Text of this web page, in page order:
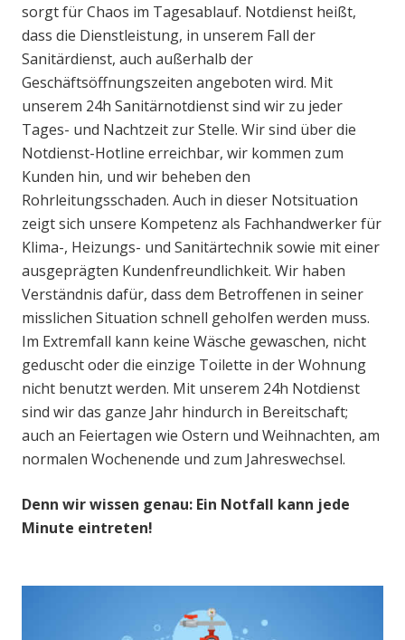
sorgt für Chaos im Tagesablauf. Notdienst heißt,
dass die Dienstleistung, in unserem Fall der
Sanitärdienst, auch außerhalb der
Geschäftsöffnungszeiten angeboten wird. Mit
unserem 24h Sanitärnotdienst sind wir zu jeder
Tages- und Nachtzeit zur Stelle. Wir sind über die
Notdienst-Hotline erreichbar, wir kommen zum
Kunden hin, und wir beheben den
Rohrleitungsschaden. Auch in dieser Notsituation
zeigt sich unsere Kompetenz als Fachhandwerker für
Klima-, Heizungs- und Sanitärtechnik sowie mit einer
ausgeprägten Kundenfreundlichkeit. Wir haben
Verständnis dafür, dass dem Betroffenen in seiner
misslichen Situation schnell geholfen werden muss.
Im Extremfall kann keine Wäsche gewaschen, nicht
geduscht oder die einzige Toilette in der Wohnung
nicht benutzt werden. Mit unserem 24h Notdienst
sind wir das ganze Jahr hindurch in Bereitschaft;
auch an Feiertagen wie Ostern und Weihnachten, am
normalen Wochenende und zum Jahreswechsel.
Denn wir wissen genau: Ein Notfall kann jede
Minute eintreten!